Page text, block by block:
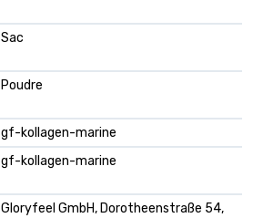
Sac
Poudre
gf-kollagen-marine
gf-kollagen-marine
Gloryfeel GmbH, Dorotheenstraße 54,